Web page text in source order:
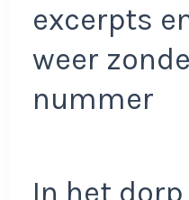
excerpts
weer
nummer
In het